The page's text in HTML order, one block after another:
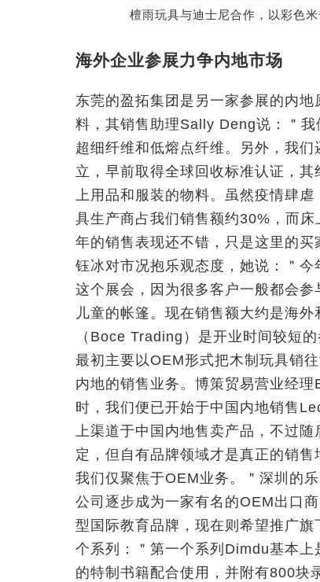
檀雨玩具与迪士尼合作，以彩色
海外企业参展力争内地市场
东莞的盈拓集团是另一家参展的内
料，其销售助理Sally Deng说：＂我
超细纤维和低熔点纤维。另外，我
立，早前取得全球回收标准认证，
上用品和服装的物料。虽然疫情肆
具生产商占我们销售额约30%，而
年的销售表现还不错，只是这里的
钰冰对市况抱乐观态度，她说：＂
这个展会，因为很多客户一般都会
儿童的帐篷。现在销售额大约是海
（Boce Trading）是开业时间较短
最初主要以OEM形式把木制玩具销
内地的销售业务。博策贸易营业经
时，我们便已开始于中国内地销售
上渠道于中国内地售卖产品，不过
定，但自有品牌领域才是真正的销
我们仅聚焦于OEM业务。＂深圳的
公司逐步成为一家有名的OEM出口
型国际教育品牌，现在则希望推广
个系列：＂第一个系列Dimdu基本
的特制书籍配合使用，并附有800块